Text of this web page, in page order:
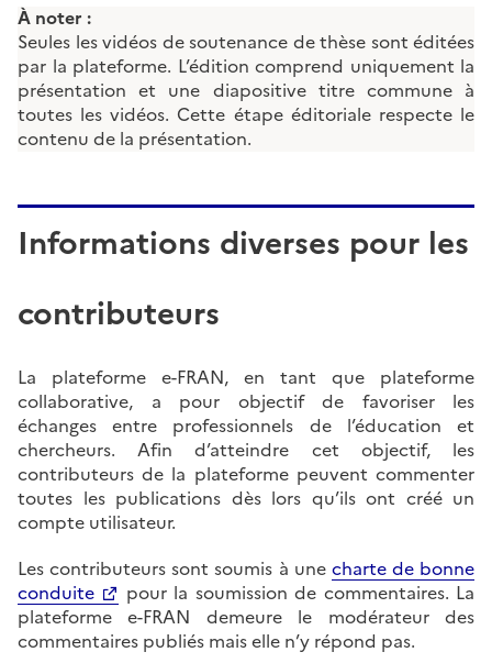
À noter :
Seules les vidéos de soutenance de thèse sont éditées
par la plateforme. L’édition comprend uniquement la
présentation et une diapositive titre commune à
toutes les vidéos. Cette étape éditoriale respecte le
contenu de la présentation.
Informations diverses pour les
contributeurs
La plateforme e-FRAN, en tant que plateforme
collaborative, a pour objectif de favoriser les
échanges entre professionnels de l’éducation et
chercheurs. Afin d’atteindre cet objectif, les
contributeurs de la plateforme peuvent commenter
toutes les publications dès lors qu’ils ont créé un
compte utilisateur.
Les contributeurs sont soumis à une charte de bonne
conduite
pour la soumission de commentaires. La
plateforme e-FRAN demeure le modérateur des
commentaires publiés mais elle n’y répond pas.